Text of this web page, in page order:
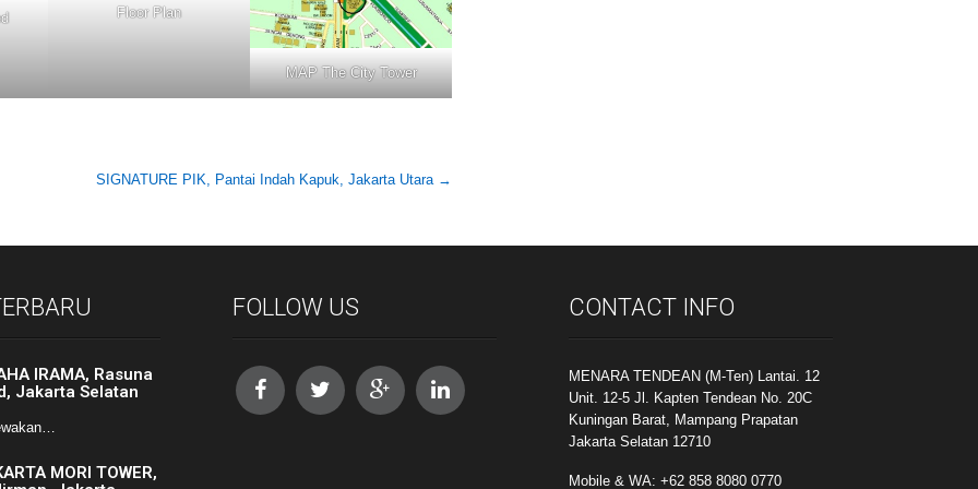
Floor Plan
MAP The City Tower
SIGNATURE PIK, Pantai Indah Kapuk, Jakarta Utara →
IRAMA, Rasuna
Jakarta Selatan
MORI TOWER,
FOLLOW US CONTACT INFO
MENARA TENDEAN (M-Ten) Lantai. 12
Unit. 12-5 Jl. Kapten Tendean No. 20C
Kuningan Barat, Mampang Prapatan
Jakarta Selatan 12710
Mobile & WA: +62 858 8080 0770